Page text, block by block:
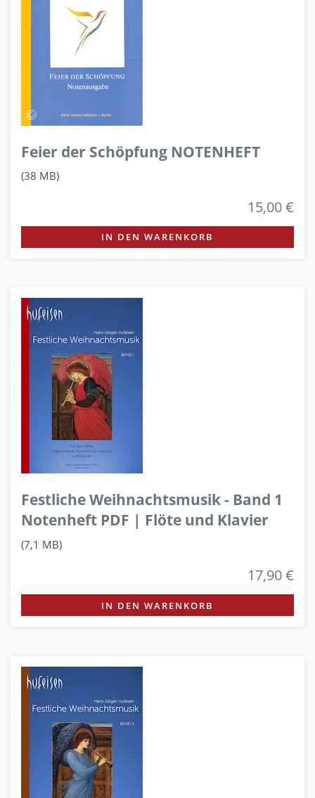
Feier der Schöpfung NOTENHEFT
(38 MB)
15,00 €
IN DEN WARENKORB
Festliche Weihnachtsmusik - Band 1
Notenheft PDF | Flöte und Klavier
(7,1 MB)
17,90 €
IN DEN WARENKORB